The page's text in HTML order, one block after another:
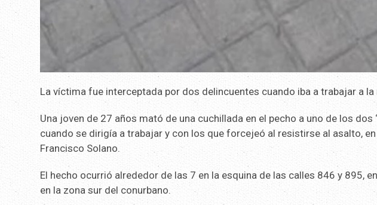
La víctima fue interceptada por dos delincuentes cuando iba a trabajar a la
Una joven de 27 años mató de una cuchillada en el pecho a uno de los
cuando se dirigía a trabajar y con los que forcejeó al resistirse al asalto,
Francisco Solano.
El hecho ocurrió alrededor de las 7 en la esquina de las calles 846 y 895,
en la zona sur del conurbano.